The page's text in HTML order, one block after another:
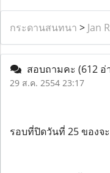
กระดานสนทนา > Jan
สอบถามคะ (612 อ่
29 ส.ค. 2554 23:17
รอบที่ปิดวันที่ 25 ของจ